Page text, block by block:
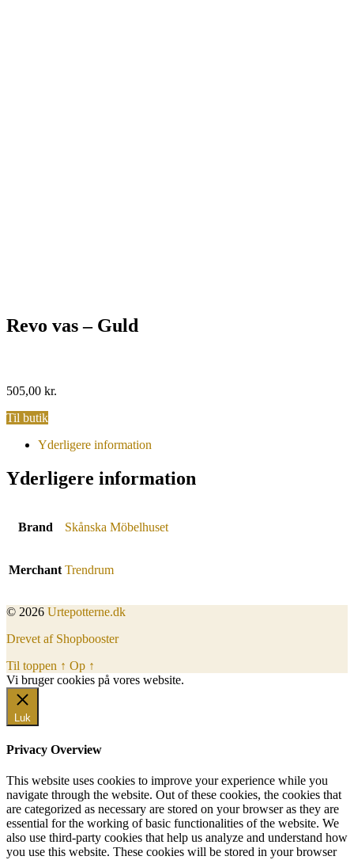
Revo vas – Guld
505,00 kr.
Til butik
Yderligere information
Yderligere information
Brand Skånska Möbelhuset
Merchant Trendrum
© 2026 Urtepotterne.dk
Drevet af Shopbooster
Til toppen ↑ Op ↑
Vi bruger cookies på vores website.
Luk
Privacy Overview
This website uses cookies to improve your experience while you
navigate through the website. Out of these cookies, the cookies that
are categorized as necessary are stored on your browser as they are
essential for the working of basic functionalities of the website. We
also use third-party cookies that help us analyze and understand how
you use this website. These cookies will be stored in your browser